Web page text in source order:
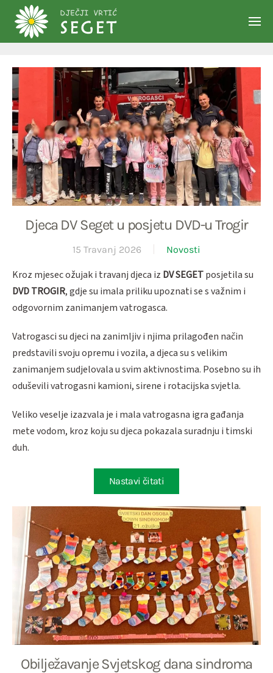
Skip to main content
Djeca DV Seget u posjetu DVD-u Trogir
15 Travanj 2026 Novosti
Kroz mjesec ožujak i travanj djeca iz DV SEGETposjetila su
DVD TROGIR, gdje su imala priliku upoznati se s važnim i
odgovornim zanimanjem vatrogasca.
Vatrogasci su djeci na zanimljiv i njima prilagođen način
predstavili svoju opremu i vozila, a djeca su s velikim
zanimanjem sudjelovala u svim aktivnostima. Posebno su ih
oduševili vatrogasni kamioni, sirene i rotacijska svjetla.
Veliko veselje izazvala je i mala vatrogasna igra gađanja
mete vodom, kroz koju su djeca pokazala suradnju i timski
duh.
Nastavi čitati
Obilježavanje Svjetskog dana sindroma